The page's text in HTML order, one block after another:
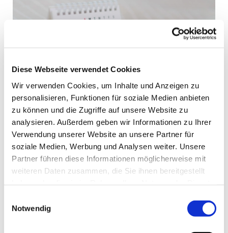
Diese Webseite verwendet Cookies
Wir verwenden Cookies, um Inhalte und Anzeigen zu
personalisieren, Funktionen für soziale Medien anbieten
zu können und die Zugriffe auf unsere Website zu
analysieren. Außerdem geben wir Informationen zu Ihrer
Verwendung unserer Website an unsere Partner für
soziale Medien, Werbung und Analysen weiter. Unsere
Partner führen diese Informationen möglicherweise mit
weiteren Daten zusammen, die Sie ihnen bereitgestellt
Notwendig
Mittwoch, 10. November 2027,
18:00 Uhr
St. Bonifatius, Bahnhofstraße 38,
44623 Herne